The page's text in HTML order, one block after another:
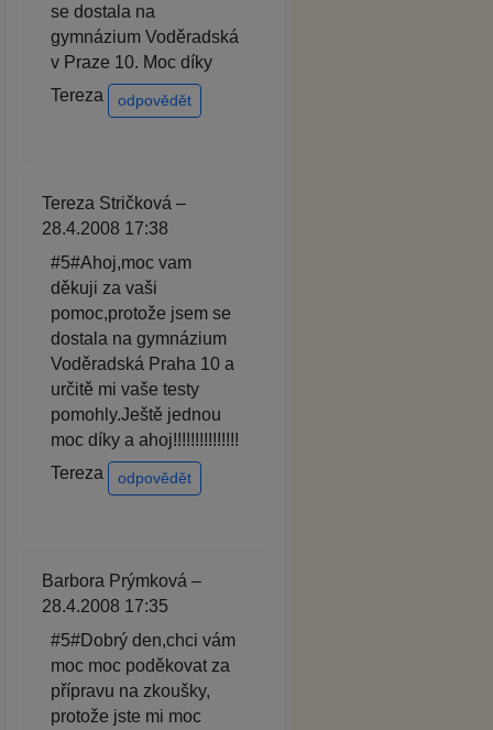
se dostala na
gymnázium Voděradská
v Praze 10. Moc díky
Tereza
odpovědět
Tereza Stričková –
28.4.2008 17:38
#5#Ahoj,moc vam
děkuji za vaši
pomoc,protože jsem se
dostala na gymnázium
Voděradská Praha 10 a
určitě mi vaše testy
pomohly.Ještě jednou
moc díky a ahoj!!!!!!!!!!!!!!!
Tereza
odpovědět
Barbora Prýmková –
28.4.2008 17:35
#5#Dobrý den,chci vám
moc moc poděkovat za
přípravu na zkoušky,
protože jste mi moc